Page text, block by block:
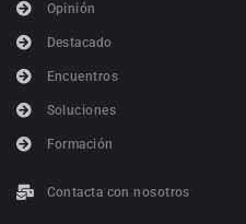
Opinión
Destacado
Encuentros
Soluciones
Formación
Contacta con nosotros